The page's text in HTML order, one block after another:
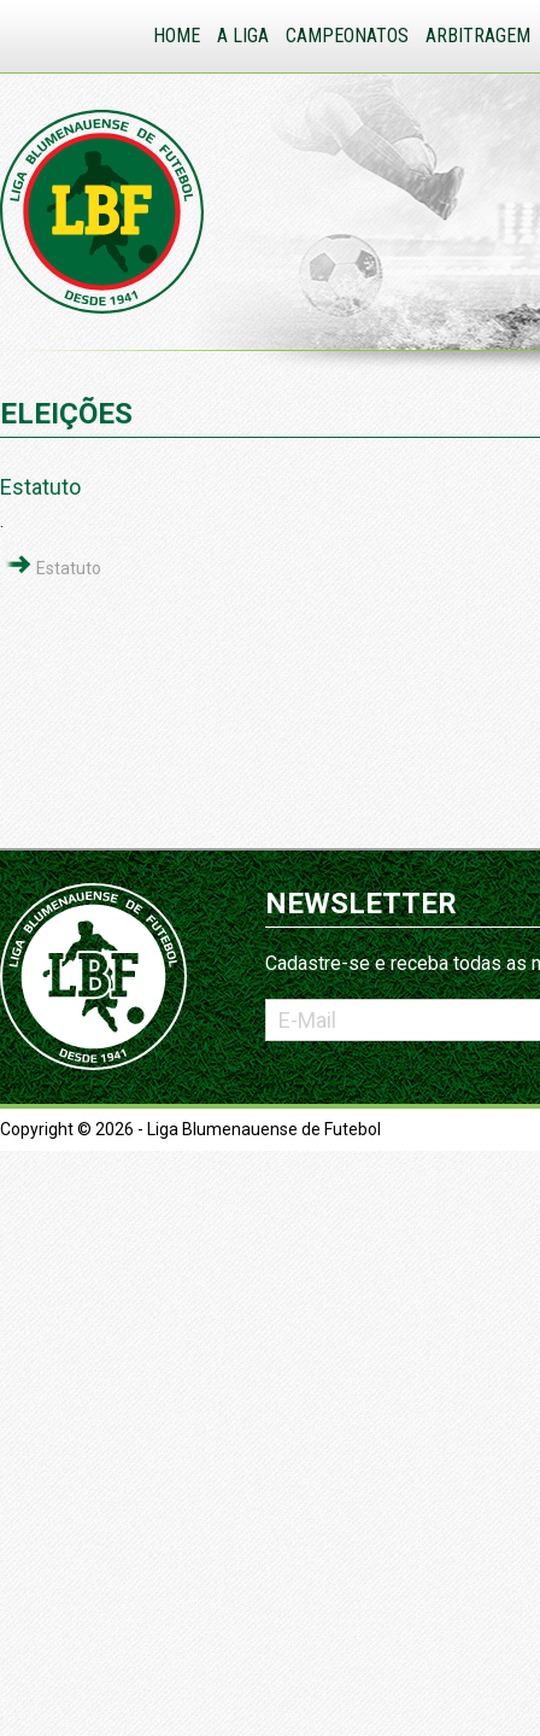
HOME A LIGA CAMPEONATOS ARBITRAGEM
ELEIÇÕES
Estatuto
Estatuto
NEWSLETTER
Cadastre-se e receba todas as
Copyright © 2026 - Liga Blumenauense de Futebol